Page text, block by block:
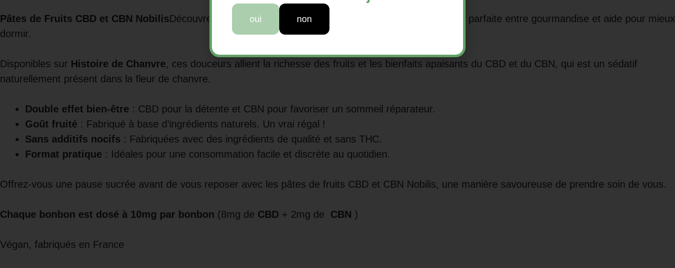
Pâtes de Fruits CBD et CBN NobilisDécouvrez les pâtes de fruits CBD et CBN Nobilis, une association parfaite entre gourmandise et aide pour mieux
dormir.
Disponibles sur Histoire de Chanvre, ces douceurs allient la richesse des fruits et les bienfaits apaisants du CBD et du CBN, qui est un sédatif
naturellement présent dans la fleur de chanvre.
Double effet bien-être : CBD pour la détente et CBN pour favoriser un sommeil réparateur.
Goût fruité : Fabriqué à base d’ingrédients naturels. Un vrai régal !
Sans additifs nocifs : Fabriquées avec des ingrédients de qualité et sans THC.
Format pratique : Idéales pour une consommation facile et discrète au quotidien.
Offrez-vous une pause sucrée avant de vous reposer avec les pâtes de fruits CBD et CBN Nobilis, une manière savoureuse de prendre soin de vous.
Chaque bonbon est dosé à 10mg par bonbon (8mg de CBD + 2mg de CBN )
Végan, fabriqués en France
oui non